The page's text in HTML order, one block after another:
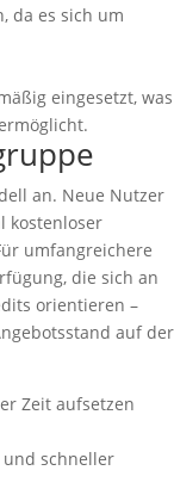
da es sich um
eingesetzt, was
an. Neue Nutzer
kostenloser
umfangreichere
die sich an
orientieren –
auf der
Zeit aufsetzen
und schneller